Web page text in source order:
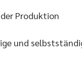
Produktion
und